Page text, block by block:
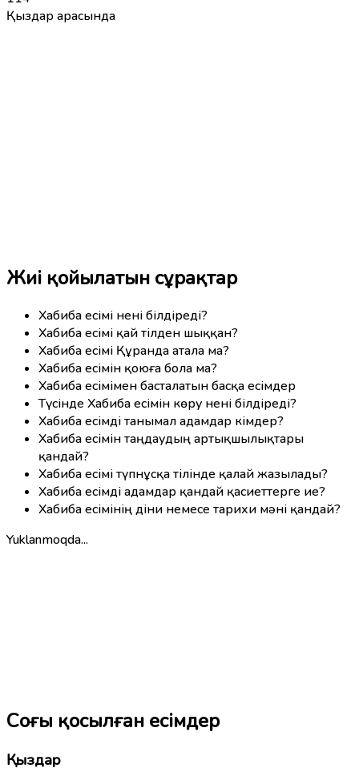
Қыздар арасында
Жиі қойылатын сұрақтар
Хабиба есімі нені білдіреді?
Хабиба есімі қай тілден шыққан?
Хабиба есімі Құранда атала ма?
Хабиба есімін қоюға бола ма?
Хабиба есімімен басталатын басқа есімдер
Түсінде Хабиба есімін көру нені білдіреді?
Хабиба есімді танымал адамдар кімдер?
Хабиба есімін таңдаудың артықшылықтары
қандай?
Хабиба есімі түпнұсқа тілінде қалай жазылады?
Хабиба есімді адамдар қандай қасиеттерге ие?
Хабиба есімінің діни немесе тарихи мәні қандай?
Yuklanmoqda...
Соңғы қосылған есімдер
Қыздар